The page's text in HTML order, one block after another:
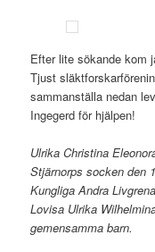
Efter lite sökande kom
Tjust
sammanställa nedan
Ingegerd för hjälpen!
Ulrika Christina
Stjärnorps socken den
Kungliga Andra
Lovisa Ulrika
gemensamma barn.